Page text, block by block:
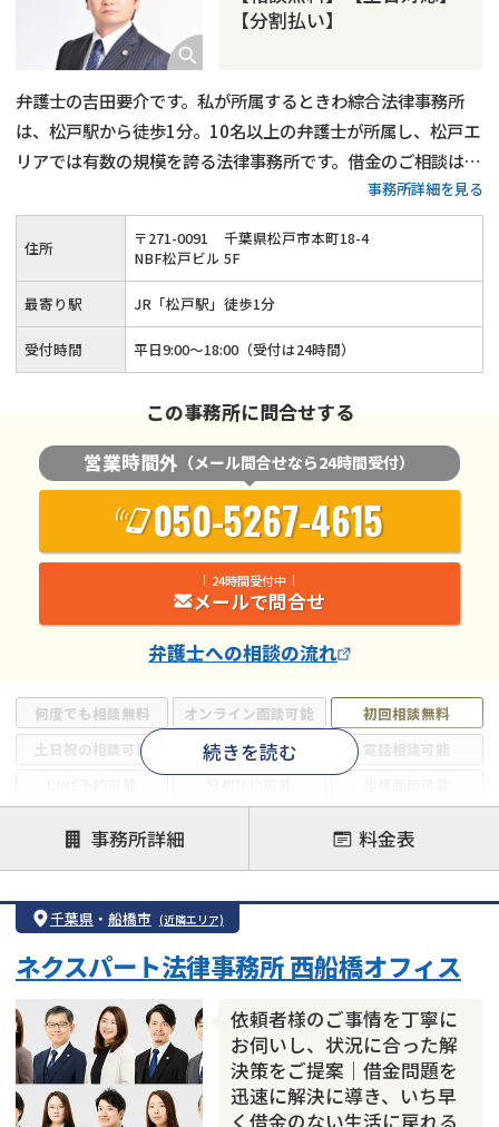
【分割払い】
弁護士の吉田要介です。私が所属するときわ綜合法律事務所
は、松戸駅から徒歩1分。10名以上の弁護士が所属し、松戸エ
リアでは有数の規模を誇る法律事務所です。借金のご相談は初
回相談無料、お電話でのお問い合わせには毎日24時間対応し
ております。費用のお支払いは分割払いで構いませんので、ぜ
ひお気軽にご相談ください。ご予約をいただければ、
のご相談にも対応可能です。債務整理によって借金問題をいち
早く解決できるよう、サポートさせていただきます。
事務所詳細を見る
何度でも相談無料 オンライン面談可能
初回相談無料
土日祝の相談可能
19時以降電話可能
電話相談可能
借金返済相談・交渉
自己破産
任意整理
個人再生
時効援用
会社破産・法人破産
住宅ローン
消費者金融・サラ金
カードローン
闇金 奨学金
続きを読む
住所 〒271-0091
千葉県松戸市本町18-4
NBF松戸ビル 5F
最寄り駅 JR「松戸駅」徒歩1分
受付時間 平日9:00〜18:00（受付は24時間）
この事務所に問合せする
営業時間外 （メール問合せなら24時間受付）
050-5267-4615
24時間受付中
メールで問合せ
弁護士への相談の流れ
事務所詳細 料金表
千葉県 ・ 船橋市 (近隣エリア)
依頼者様のご事情を丁寧に
お伺いし、状況に合った解
決策をご提案｜借金問題を
迅速に解決に導き、いち早
ネクスパート法律事務所 西船橋オフィス